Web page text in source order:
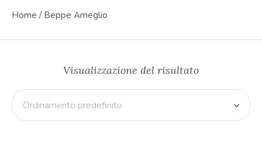
Home / Beppe Ameglio
Visualizzazione del risultato